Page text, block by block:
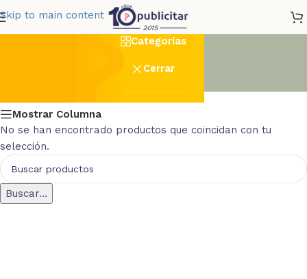
Skip to main content marcha
Categorías
Cerrar
Mostrar Columna
No se han encontrado productos que coincidan con tu
selección.
Buscar...